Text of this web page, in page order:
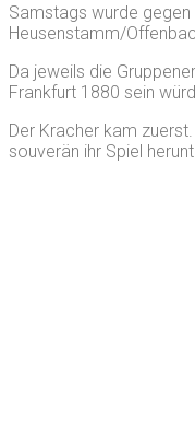
Samstags wurde gegen
Heusenstamm/
Da jeweils die
Frankfurt 1880 sein
Der Kracher kam
souverän ihr Spiel